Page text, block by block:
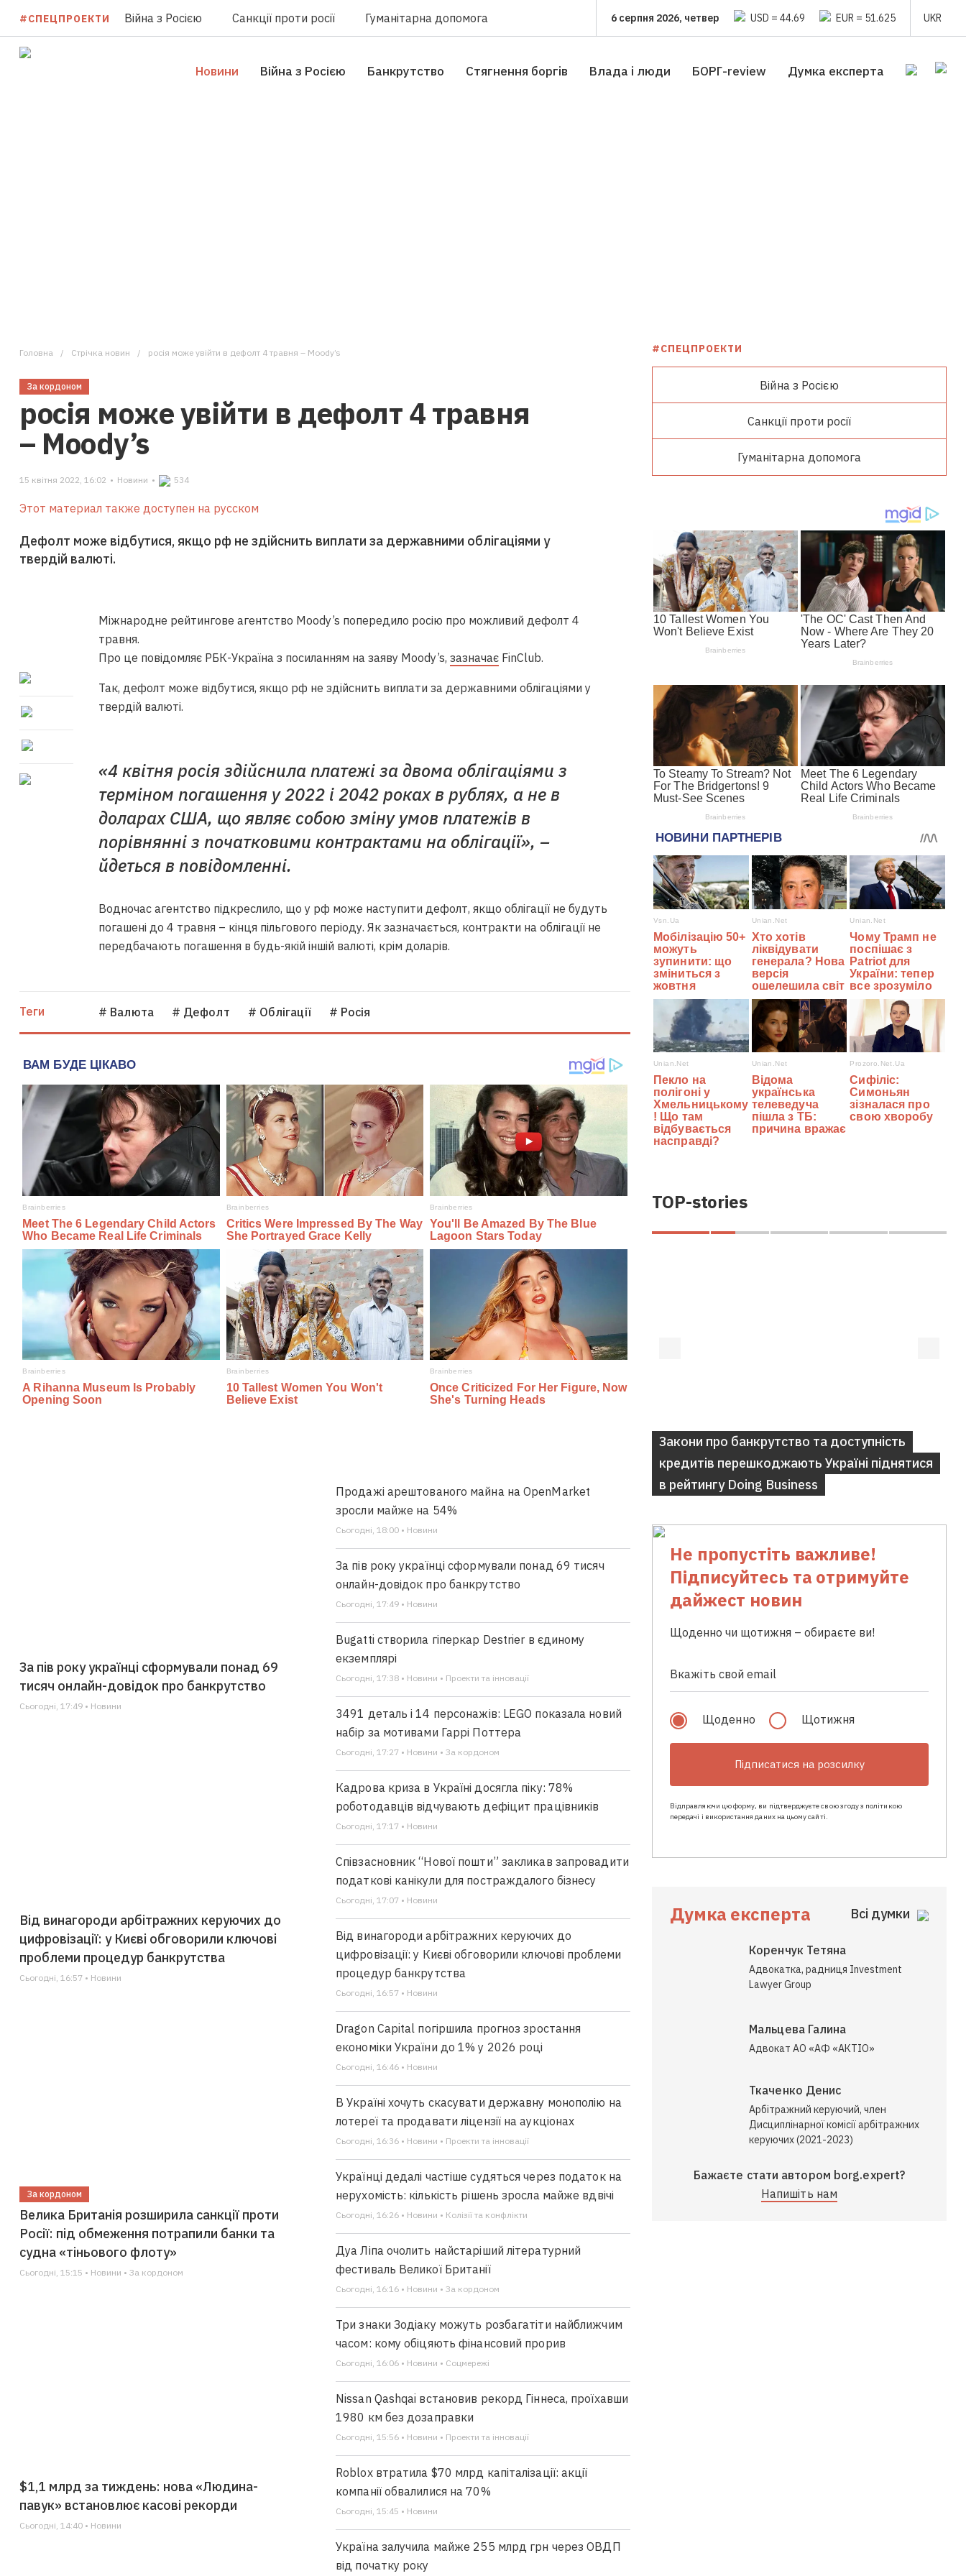
#СПЕЦПРОЕКТИ Війна з Росією Санкції проти росії Гуманітарна допомога 6 серпня 2026, четвер USD = 44.69 EUR = 51.625 UKR
Новини Війна з Росією Банкрутство Стягнення боргiв Влада i люди БОРГ-review Думка експерта
Головна Стрічка новин росія може увійти в дефолт 4 травня – Moody’s
За кордоном
росія може увійти в дефолт 4 травня
– Moody’s
15 квітня 2022, 16:02 • Новини • 534
Этот материал также доступен на русском
Дефолт може відбутися, якщо рф не здійснить виплати за державними облігаціями у
твердій валюті.
Міжнародне рейтингове агентство Moody’s попередило росію про можливий дефолт 4
травня.
Про це повідомляє РБК-Україна з посиланням на заяву Moody’s, зазначає FinClub.
Так, дефолт може відбутися, якщо рф не здійснить виплати за державними облігаціями у
твердій валюті.
«4 квітня росія здійснила платежі за двома облігаціями з
терміном погашення у 2022 і 2042 роках в рублях, а не в
доларах США, що являє собою зміну умов платежів в
порівнянні з початковими контрактами на облігації», –
йдеться в повідомленні.
Водночас агентство підкреслило, що у рф може наступити дефолт, якщо облігації не будуть
погашені до 4 травня – кінця пільгового періоду. Як зазначається, контракти на облігації не
передбачають погашення в будь-якій іншій валюті, крім доларів.
Теги # Валюта # Дефолт # Облігації # Росія
За пів року українці сформували понад 69
тисяч онлайн-довідок про банкрутство
Сьогодні, 17:49 • Новини
Від винагороди арбітражних керуючих до
цифровізації: у Києві обговорили ключові
проблеми процедур банкрутства
Сьогодні, 16:57 • Новини
За кордоном
Велика Британія розширила санкції проти
Росії: під обмеження потрапили банки та
судна «тіньового флоту»
Сьогодні, 15:15 • Новини • За кордоном
$1,1 млрд за тиждень: нова «Людина-
павук» встановлює касові рекорди
Сьогодні, 14:40 • Новини
Продажі арештованого майна на OpenMarket
зросли майже на 54%
Сьогодні, 18:00 • Новини
За пів року українці сформували понад 69 тисяч
онлайн-довідок про банкрутство
Сьогодні, 17:49 • Новини
Bugatti створила гіперкар Destrier в єдиному
екземплярі
Сьогодні, 17:38 • Новини • Проекти та інновації
3491 деталь і 14 персонажів: LEGO показала новий
набір за мотивами Гаррі Поттера
Сьогодні, 17:27 • Новини • За кордоном
Кадрова криза в Україні досягла піку: 78%
роботодавців відчувають дефіцит працівників
Сьогодні, 17:17 • Новини
Співзасновник “Нової пошти” закликав запровадити
податкові канікули для постраждалого бізнесу
Сьогодні, 17:07 • Новини
Від винагороди арбітражних керуючих до
цифровізації: у Києві обговорили ключові проблеми
процедур банкрутства
Сьогодні, 16:57 • Новини
Dragon Capital погіршила прогноз зростання
економіки України до 1% у 2026 році
Сьогодні, 16:46 • Новини
В Україні хочуть скасувати державну монополію на
лотереї та продавати ліцензії на аукціонах
Сьогодні, 16:36 • Новини • Проекти та інновації
Українці дедалі частіше судяться через податок на
нерухомість: кількість рішень зросла майже вдвічі
Сьогодні, 16:26 • Новини • Колізії та конфлікти
Дуа Ліпа очолить найстаріший літературний
фестиваль Великої Британії
Сьогодні, 16:16 • Новини • За кордоном
Три знаки Зодіаку можуть розбагатіти найближчим
часом: кому обіцяють фінансовий прорив
Сьогодні, 16:06 • Новини • Соцмережі
Nissan Qashqai встановив рекорд Гіннеса, проїхавши
1980 км без дозаправки
Сьогодні, 15:56 • Новини • Проекти та інновації
Roblox втратила $70 млрд капіталізації: акції
компанії обвалилися на 70%
Сьогодні, 15:45 • Новини
Україна залучила майже 255 млрд грн через ОВДП
від початку року
#СПЕЦПРОЕКТИ
Війна з Росією
Санкції проти росії
Гуманітарна допомога
TOP-stories
Закони про банкрутство та доступність
кредитів перешкоджають Україні піднятися
в рейтингу Doing Business
Не пропустіть важливе!
Підписуйтесь та отримуйте
дайжест новин
Щоденно чи щотижня – обираєте ви!
Щоденно Щотижня
Підписатися на розсилку
Відправляючи цю форму, ви підтверджуєте свою згоду з політикою
передачі і використання даних на цьому сайті.
Думка експерта Всі думки
Коренчук Тетяна
Адвокатка, радниця Investment
Lawyer Group
Мальцева Галина
Адвокат АО «АФ «АКТІО»
Ткаченко Денис
Арбітражний керуючий, член
Дисциплінарної комісії арбітражних
керуючих (2021-2023)
Бажаєте стати автором borg.expert?
Напишіть нам